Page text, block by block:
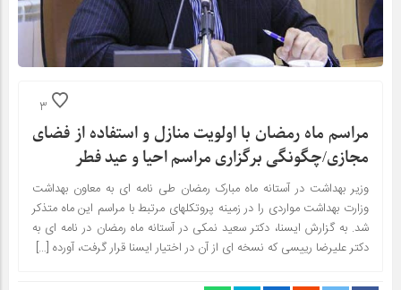
3
مراسم ماه رمضان با اولویت منازل و استفاده از فضای
مجازی/چگونگی برگزاری مراسم احیا و عید فطر
وزیر بهداشت در آستانه ماه مبارک رمضان طی نامه ای به معاون بهداشت
وزارت بهداشت مواردی را در زمینه پروتکلهای مرتبط با مراسم این ماه متذکر
شد. به گزارش ایسنا، دکتر سعید نمکی در آستانه ماه رمضان در نامه ای به
دکتر علیرضا رییسی که نسخه ای از آن در اختیار ایسنا قرار گرفت، آورده […]